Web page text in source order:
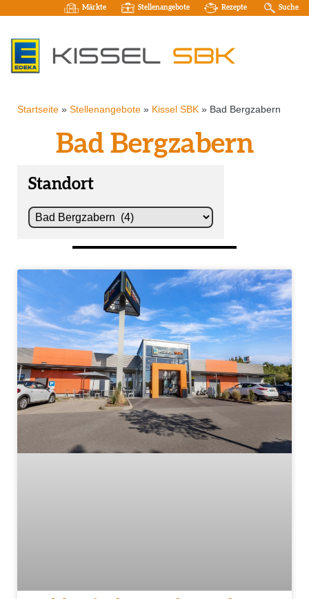
Märkte Stellenangebote Rezepte Suche
Startseite » Stellenangebote » Kissel SBK » Bad Bergzabern
Bad Bergzabern
Standort